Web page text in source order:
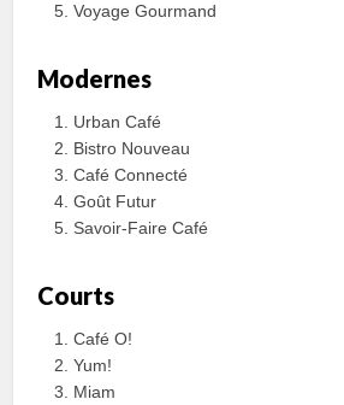
Voyage Gourmand
Modernes
Urban Café
Bistro Nouveau
Café Connecté
Goût Futur
Savoir-Faire Café
Courts
Café O!
Yum!
Miam